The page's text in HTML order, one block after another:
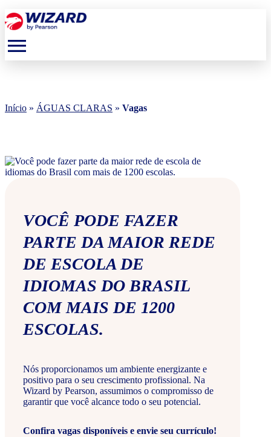
menu
Início » ÁGUAS CLARAS » Vagas
VOCÊ PODE FAZER
PARTE DA MAIOR REDE
DE ESCOLA DE
IDIOMAS DO BRASIL
COM MAIS DE 1200
ESCOLAS.
Nós proporcionamos um ambiente energizante e
positivo para o seu crescimento profissional. Na
Wizard by Pearson, assumimos o compromisso de
garantir que você alcance todo o seu potencial.
Confira vagas disponíveis e envie seu currículo!